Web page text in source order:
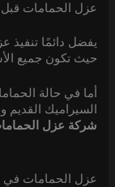
عزل الحمامات قبل
يفضل دائمًا تنفيذ
حيث تكون جميع
أما في حالة
السيراميك
شركة عزل الحمامات
عزل الحمامات في